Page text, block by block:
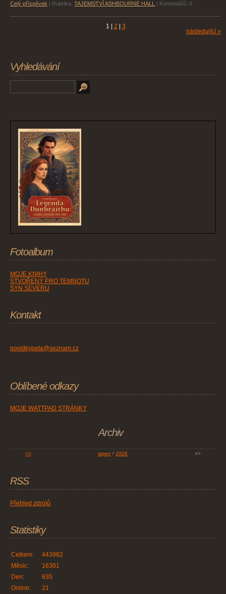
Celý příspěvek Rubrika: TAJEMSTVÍ ASHBOURNE HALL Komentářů: 0
1 2 3
následující »
Vyhledávání
Fotoalbum
MOJE KNIHY
STVOŘENÝ PRO TEMNOTU
SYN SEVERU
Kontakt
povidkypeta@seznam.cz
Oblíbené odkazy
MOJE WATTPAD STRÁNKY
Archiv
<< srpen / 2026 >>
RSS
Přehled zdrojů
Statistiky
Online: 21
Celkem:
443982
Měsíc:
16301
Den:
835